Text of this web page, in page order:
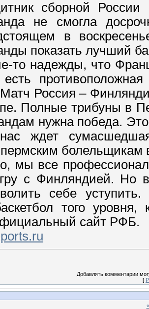
сборной России
не смогла
в
показать лучший
то надежды, что
Россия –
Полные трибуны в
нужна победа.
ждет
пермским болельщикам
мы все
с Финляндией. Но
себе
того
сайт РФБ.
Добавлять комментарии
[
«